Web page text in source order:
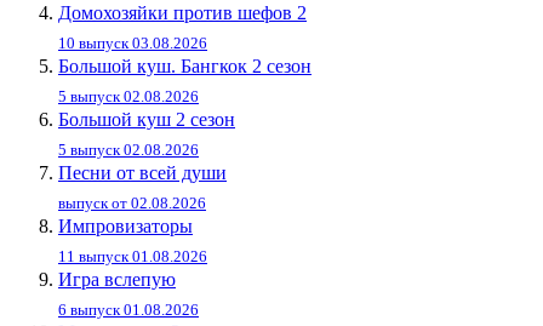
Домохозяйки против шефов 2
10 выпуск 03.08.2026
Большой куш. Бангкок 2 сезон
5 выпуск 02.08.2026
Большой куш 2 сезон
5 выпуск 02.08.2026
Песни от всей души
выпуск от 02.08.2026
Импровизаторы
11 выпуск 01.08.2026
Игра вслепую
6 выпуск 01.08.2026